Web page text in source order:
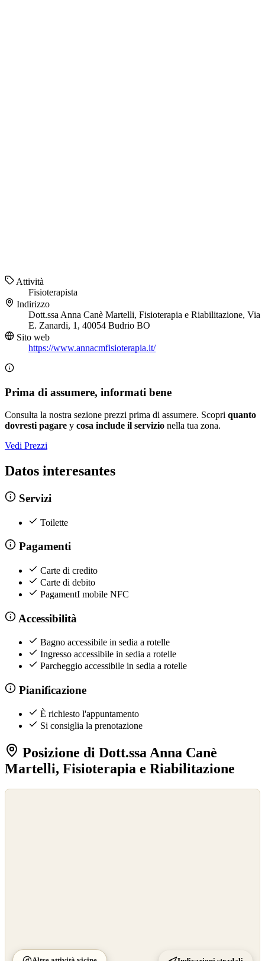
Attività
Fisioterapista
Indirizzo
Dott.ssa Anna Canè Martelli, Fisioterapia e Riabilitazione, Via
E. Zanardi, 1, 40054 Budrio BO
Sito web
https://www.annacmfisioterapia.it/
Prima di assumere, informati bene
Consulta la nostra sezione prezzi prima di assumere. Scopri quanto
dovresti pagare y cosa include il servizio nella tua zona.
Vedi Prezzi
Datos interesantes
Servizi
Toilette
Pagamenti
Carte di credito
Carte di debito
PagamentI mobile NFC
Accessibilità
Bagno accessibile in sedia a rotelle
Ingresso accessibile in sedia a rotelle
Parcheggio accessibile in sedia a rotelle
Pianificazione
È richiesto l'appuntamento
Si consiglia la prenotazione
Posizione di Dott.ssa Anna Canè
Martelli, Fisioterapia e Riabilitazione